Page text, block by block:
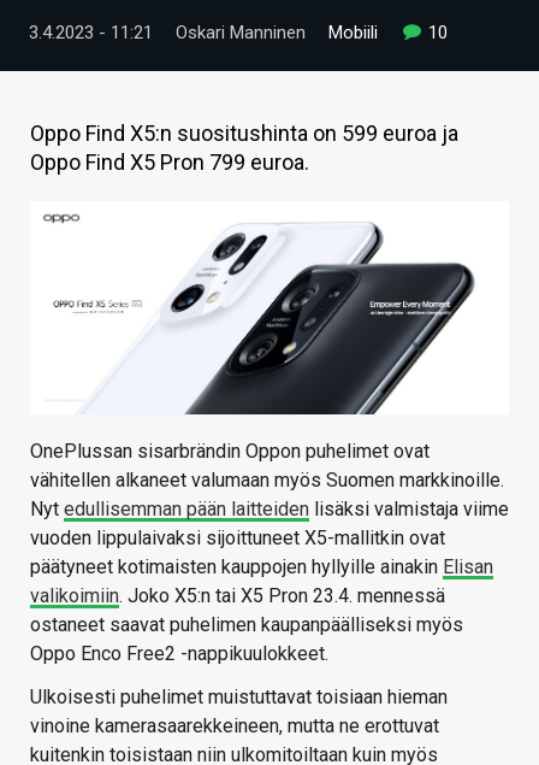
TECHBBS
HINTA.FI
KAUPPA
3.4.2023 - 11:21 Oskari Manninen Mobiili 10
Oppo Find X5:n suositushinta on 599 euroa ja
Oppo Find X5 Pron 799 euroa.
OnePlussan sisarbrändin Oppon puhelimet ovat
vähitellen alkaneet valumaan myös Suomen markkinoille.
Nyt edullisemman pään laitteiden lisäksi valmistaja viime
vuoden lippulaivaksi sijoittuneet X5-mallitkin ovat
päätyneet kotimaisten kauppojen hyllyille ainakin Elisan
valikoimiin. Joko X5:n tai X5 Pron 23.4. mennessä
ostaneet saavat puhelimen kaupanpäälliseksi myös
Oppo Enco Free2 -nappikuulokkeet.
Ulkoisesti puhelimet muistuttavat toisiaan hieman
vinoine kamerasaarekkeineen, mutta ne erottuvat
kuitenkin toisistaan niin ulkomitoiltaan kuin myös